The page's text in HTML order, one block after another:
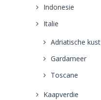
Indonesie
Italie
Adriatische kust
Gardameer
Toscane
Kaapverdie